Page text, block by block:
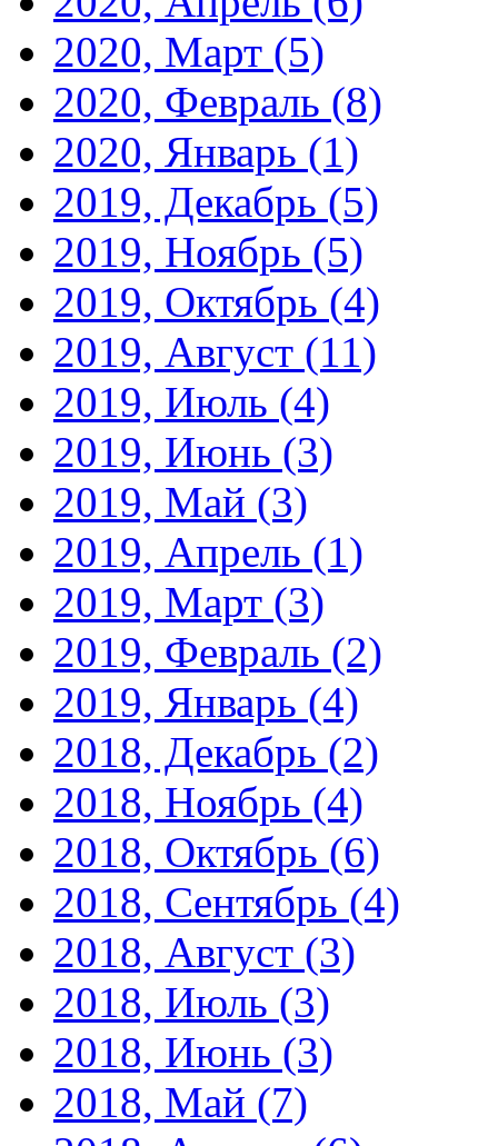
2020, Март (5)
2020, Февраль (8)
2020, Январь (1)
2019, Декабрь (5)
2019, Ноябрь (5)
2019, Октябрь (4)
2019, Август (11)
2019, Июль (4)
2019, Июнь (3)
2019, Май (3)
2019, Апрель (1)
2019, Март (3)
2019, Февраль (2)
2019, Январь (4)
2018, Декабрь (2)
2018, Ноябрь (4)
2018, Октябрь (6)
2018, Сентябрь (4)
2018, Август (3)
2018, Июль (3)
2018, Июнь (3)
2018, Май (7)